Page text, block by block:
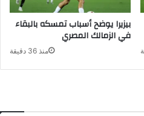
بيزيرا يوضح أسباب تمسكه بالبقاء
في الزمالك المصري
منذ 36 دقيقة